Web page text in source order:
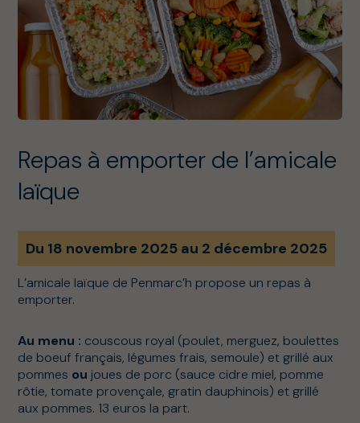
Repas à emporter de l’amicale
laïque
Du 18 novembre 2025 au 2 décembre 2025
L’amicale laïque de Penmarc’h propose un repas à
emporter.
Au menu : couscous royal (poulet, merguez, boulettes
de boeuf français, légumes frais, semoule) et grillé aux
pommes ou joues de porc (sauce cidre miel, pomme
rôtie, tomate provençale, gratin dauphinois) et grillé
aux pommes. 13 euros la part.